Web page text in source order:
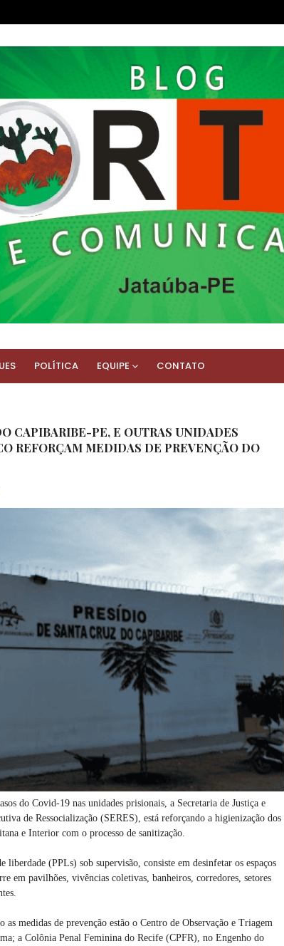
POLÍTICA EQUIPE CONTATO
CAPIBARIBE-PE, E OUTRAS UNIDADES
REFORÇAM MEDIDAS DE PREVENÇÃO DO
do Covid-19 nas unidades prisionais, a Secretaria de Justiça e
de Ressocialização (SERES), está reforçando a higienização dos
e Interior com o processo de sanitização.
liberdade (PPLs) sob supervisão, consiste em desinfetar os espaços
em pavilhões, vivências coletivas, banheiros, corredores, setores
as medidas de prevenção estão o Centro de Observação e Triagem
a Colônia Penal Feminina do Recife (CPFR), no Engenho do